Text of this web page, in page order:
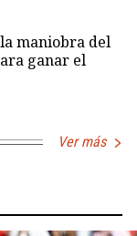
maniobra del
ganar el
Ver más